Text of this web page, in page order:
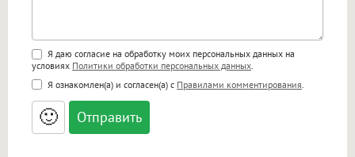
Поддержка HTML
<b>, <strong>, <u>, <i>, <em>, <s>, <big>,
<small>, <sup>, <sub>, <pre>, <ul>, <ol>, <li>,
<blockquote>, <code> экранирует HTML,
адреса URL автоматически становятся
ссылками, и [img]адрес[/img] будет
Я даю согласие на обработку моих персональных данных на
условиях Политики обработки персональных данных
Я ознакомлен(а) и согласен(а) с Правилами комментирования
🙂